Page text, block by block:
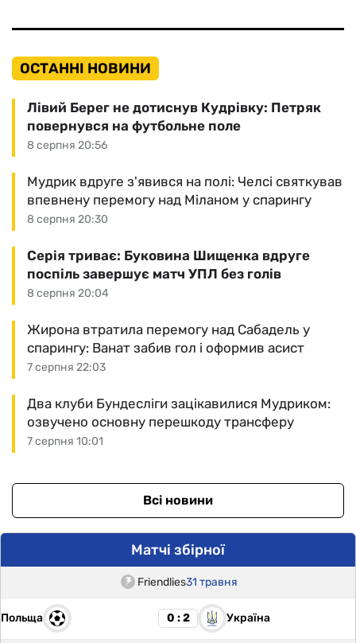
ОСТАННІ НОВИНИ
8 серпня 20:56
Лівий Берег не дотиснув Кудрівку: Петряк
повернувся на футбольне поле
8 серпня 20:30
Мудрик вдруге з'явився на полі: Челсі святкував
впевнену перемогу над Міланом у спарингу
8 серпня 20:04
Серія триває: Буковина Шищенка вдруге
поспіль завершує матч УПЛ без голів
7 серпня 22:03
Жирона втратила перемогу над Сабадель у
спарингу: Ванат забив гол і оформив асист
7 серпня 10:01
Два клуби Бундесліги зацікавилися Мудриком:
озвучено основну перешкоду трансферу
Всі новини
Матчі збірної
Friendlies31 травня
Польща 0 : 2 Україна